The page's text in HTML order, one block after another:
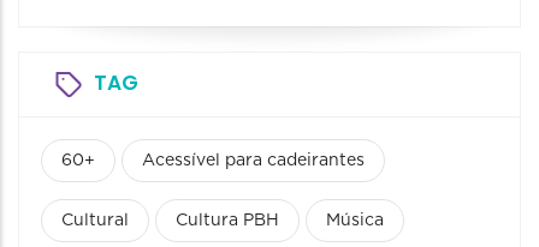
TAG
60+ Acessível para cadeirantes
Cultural Cultura PBH Música